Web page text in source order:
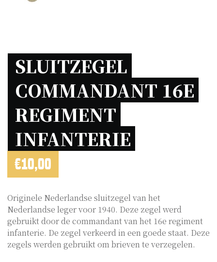
SLUITZEGEL
COMMANDANT 16E
REGIMENT
INFANTERIE
€10,00
Originele Nederlandse sluitzegel van het
Nederlandse leger voor 1940. Deze zegel werd
gebruikt door de commandant van het 16e regiment
infanterie. De zegel verkeerd in een goede staat. Deze
zegels werden gebruikt om brieven te verzegelen.